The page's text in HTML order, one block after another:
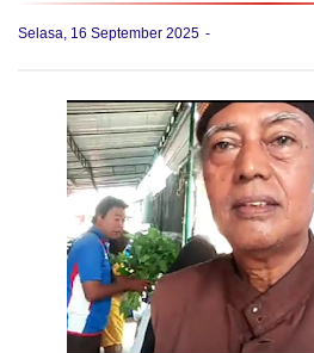
Selasa, 16 September 2025